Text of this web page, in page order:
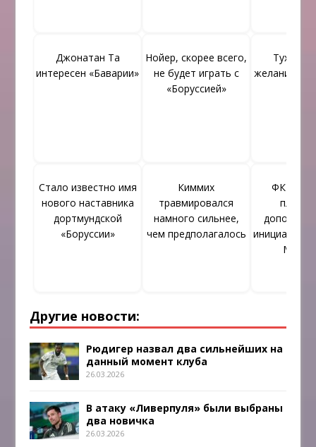
Джонатан Та
интересен «Баварии»
Нойер, скорее всего,
не будет играть с
«Боруссией»
Тухель
желанием
Стало известно имя
нового наставника
дортмундской
«Боруссии»
Киммих
травмировался
намного сильнее,
чем предполагалось
ФК
инициативы
Другие новости:
Рюдигер назвал два сильнейших на
данный момент клуба
26.03.2026
В атаку «Ливерпуля» были выбраны
два новичка
26.03.2026